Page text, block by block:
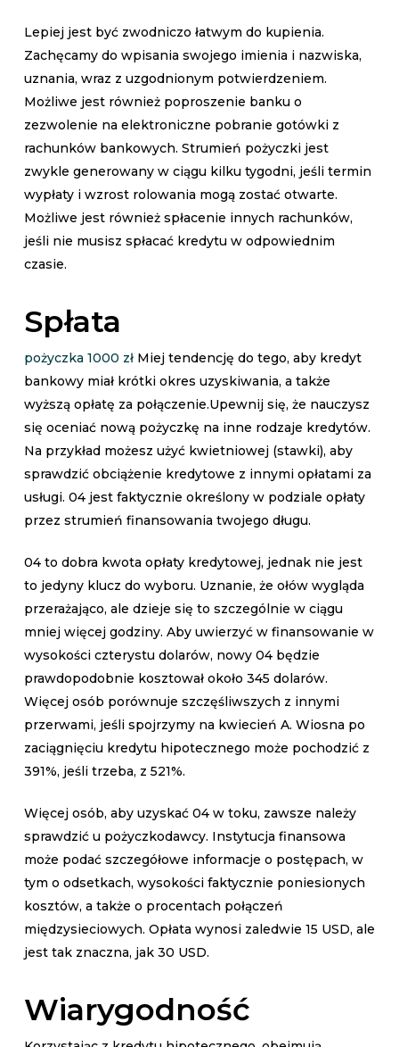
Lepiej jest być zwodniczo łatwym do kupienia.
Zachęcamy do wpisania swojego imienia i nazwiska,
uznania, wraz z uzgodnionym potwierdzeniem.
Możliwe jest również poproszenie banku o
zezwolenie na elektroniczne pobranie gotówki z
rachunków bankowych. Strumień pożyczki jest
zwykle generowany w ciągu kilku tygodni, jeśli termin
wypłaty i wzrost rolowania mogą zostać otwarte.
Możliwe jest również spłacenie innych rachunków,
jeśli nie musisz spłacać kredytu w odpowiednim
czasie.
Spłata
pożyczka 1000 złMiej tendencję do tego, aby kredyt
bankowy miał krótki okres uzyskiwania, a także
wyższą opłatę za połączenie.Upewnij się, że nauczysz
się oceniać nową pożyczkę na inne rodzaje kredytów.
Na przykład możesz użyć kwietniowej (stawki), aby
sprawdzić obciążenie kredytowe z innymi opłatami za
usługi. 04 jest faktycznie określony w podziale opłaty
przez strumień finansowania twojego długu.
04 to dobra kwota opłaty kredytowej, jednak nie jest
to jedyny klucz do wyboru. Uznanie, że ołów wygląda
przerażająco, ale dzieje się to szczególnie w ciągu
mniej więcej godziny. Aby uwierzyć w finansowanie w
wysokości czterystu dolarów, nowy 04 będzie
prawdopodobnie kosztował około 345 dolarów.
Więcej osób porównuje szczęśliwszych z innymi
przerwami, jeśli spojrzymy na kwiecień A. Wiosna po
zaciągnięciu kredytu hipotecznego może pochodzić z
391%, jeśli trzeba, z 521%.
Więcej osób, aby uzyskać 04 w toku, zawsze należy
sprawdzić u pożyczkodawcy. Instytucja finansowa
może podać szczegółowe informacje o postępach, w
tym o odsetkach, wysokości faktycznie poniesionych
kosztów, a także o procentach połączeń
międzysieciowych. Opłata wynosi zaledwie 15 USD, ale
jest tak znaczna, jak 30 USD.
Wiarygodność